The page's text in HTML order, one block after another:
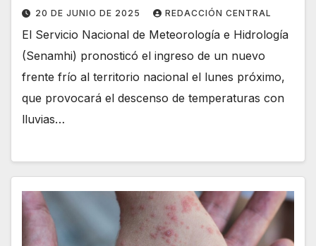
20 DE JUNIO DE 2025 REDACCIÓN CENTRAL
El Servicio Nacional de Meteorología e Hidrología
(Senamhi) pronosticó el ingreso de un nuevo
frente frío al territorio nacional el lunes próximo,
que provocará el descenso de temperaturas con
lluvias…